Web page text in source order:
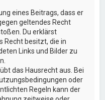
eines Beitrags, dass er
geltendes Recht
Du erklärst
Recht besitzt, die in
Links und Bilder zu
das Hausrecht aus. Bei
oder
Regeln kann der